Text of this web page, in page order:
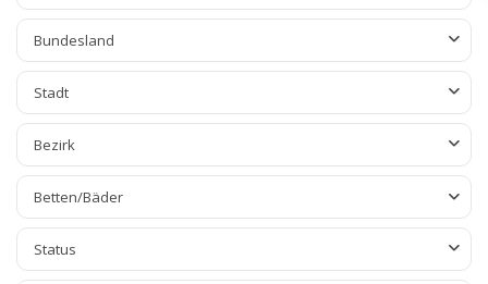
Bundesland
Stadt
Bezirk
Betten/Bäder
Status